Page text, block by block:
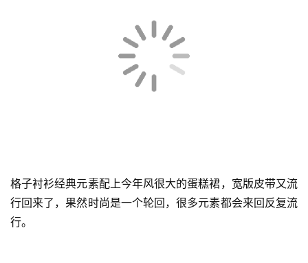
首
页
格子衬衫经典元素配上今年风很大的蛋糕裙，宽版皮带又流
行回来了，果然时尚是一个轮回，很多元素都会来回反复流
行。